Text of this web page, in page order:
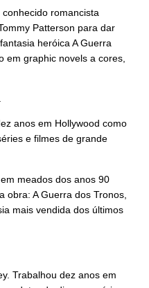
romancista
Patterson para dar
heróica A Guerra
em graphic novels a cores,
anos em Hollywood como
e filmes de grande
meados dos anos 90
obra: A Guerra dos Tronos,
mais vendida dos últimos
Trabalhou dez anos em